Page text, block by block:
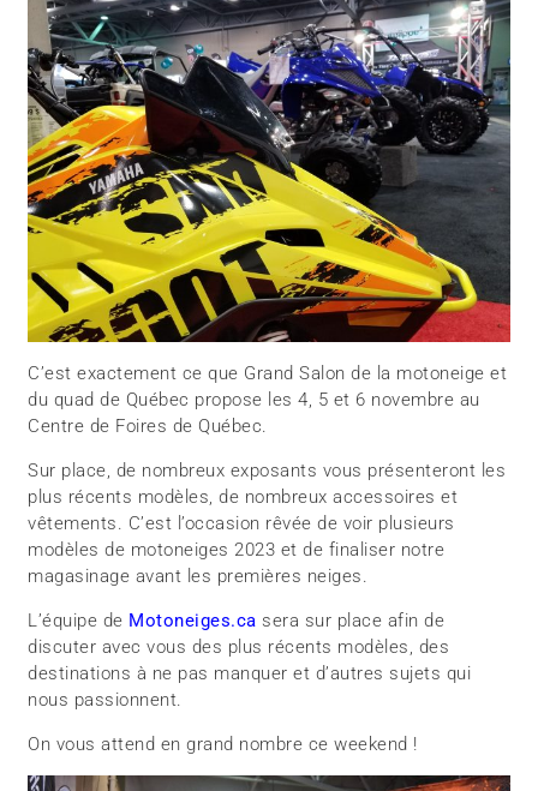
C’est exactement ce que Grand Salon de la motoneige et
du quad de Québec propose les 4, 5 et 6 novembre au
Centre de Foires de Québec.
Sur place, de nombreux exposants vous présenteront les
plus récents modèles, de nombreux accessoires et
vêtements. C’est l’occasion rêvée de voir plusieurs
modèles de motoneiges 2023 et de finaliser notre
magasinage avant les premières neiges.
L’équipe de Motoneiges.ca sera sur place afin de
discuter avec vous des plus récents modèles, des
destinations à ne pas manquer et d’autres sujets qui
nous passionnent.
On vous attend en grand nombre ce weekend !